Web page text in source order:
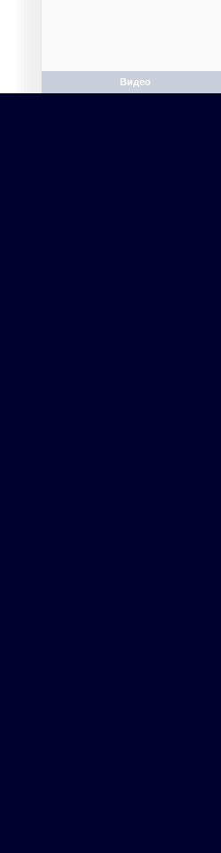
Видео